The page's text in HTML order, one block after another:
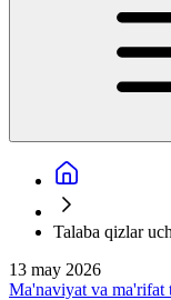
Talaba qizlar
13 may 2026
Ma'naviyat va ma'rifat